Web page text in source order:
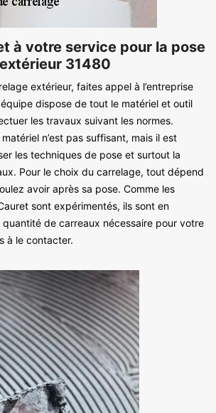
à votre service pour la pose
31480
extérieur, faites appel à l’entreprise
dispose de tout le matériel et outil
les travaux suivant les normes.
n’est pas suffisant, mais il est
les techniques de pose et surtout la
Pour le choix du carrelage, tout dépend
avoir après sa pose. Comme les
sont expérimentés, ils sont en
quantité de carreaux nécessaire pour votre
à le contacter.